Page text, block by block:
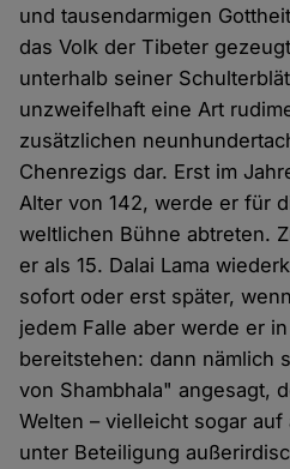
und tausendarmigen
das Volk der Tibeter
unterhalb seiner
unzweifelhaft eine Art
zusätzlichen
Chenrezigs dar. Erst im
Alter von 142, werde er für
weltlichen Bühne abtreten.
er als 15. Dalai Lama
sofort oder erst später,
jedem Falle aber werde er
bereitstehen: dann nämlich
von Shambhala" angesagt,
Welten – vielleicht sogar
unter Beteiligung